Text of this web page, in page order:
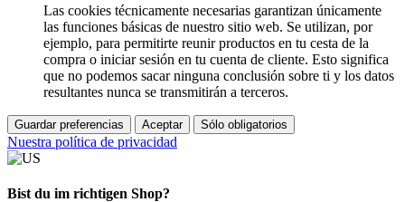
Las cookies técnicamente necesarias garantizan únicamente
las funciones básicas de nuestro sitio web. Se utilizan, por
ejemplo, para permitirte reunir productos en tu cesta de la
compra o iniciar sesión en tu cuenta de cliente. Esto significa
que no podemos sacar ninguna conclusión sobre ti y los datos
resultantes nunca se transmitirán a terceros.
Guardar preferencias Aceptar Sólo obligatorios
Nuestra política de privacidad
Bist du im richtigen Shop?